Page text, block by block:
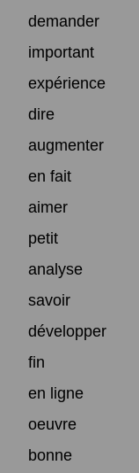
demander
important
expérience
dire
augmenter
en fait
aimer
petit
analyse
savoir
développer
fin
en ligne
oeuvre
bonne